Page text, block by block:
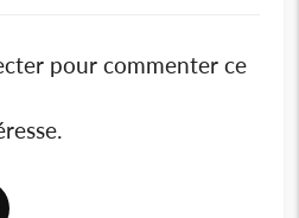
pour commenter ce